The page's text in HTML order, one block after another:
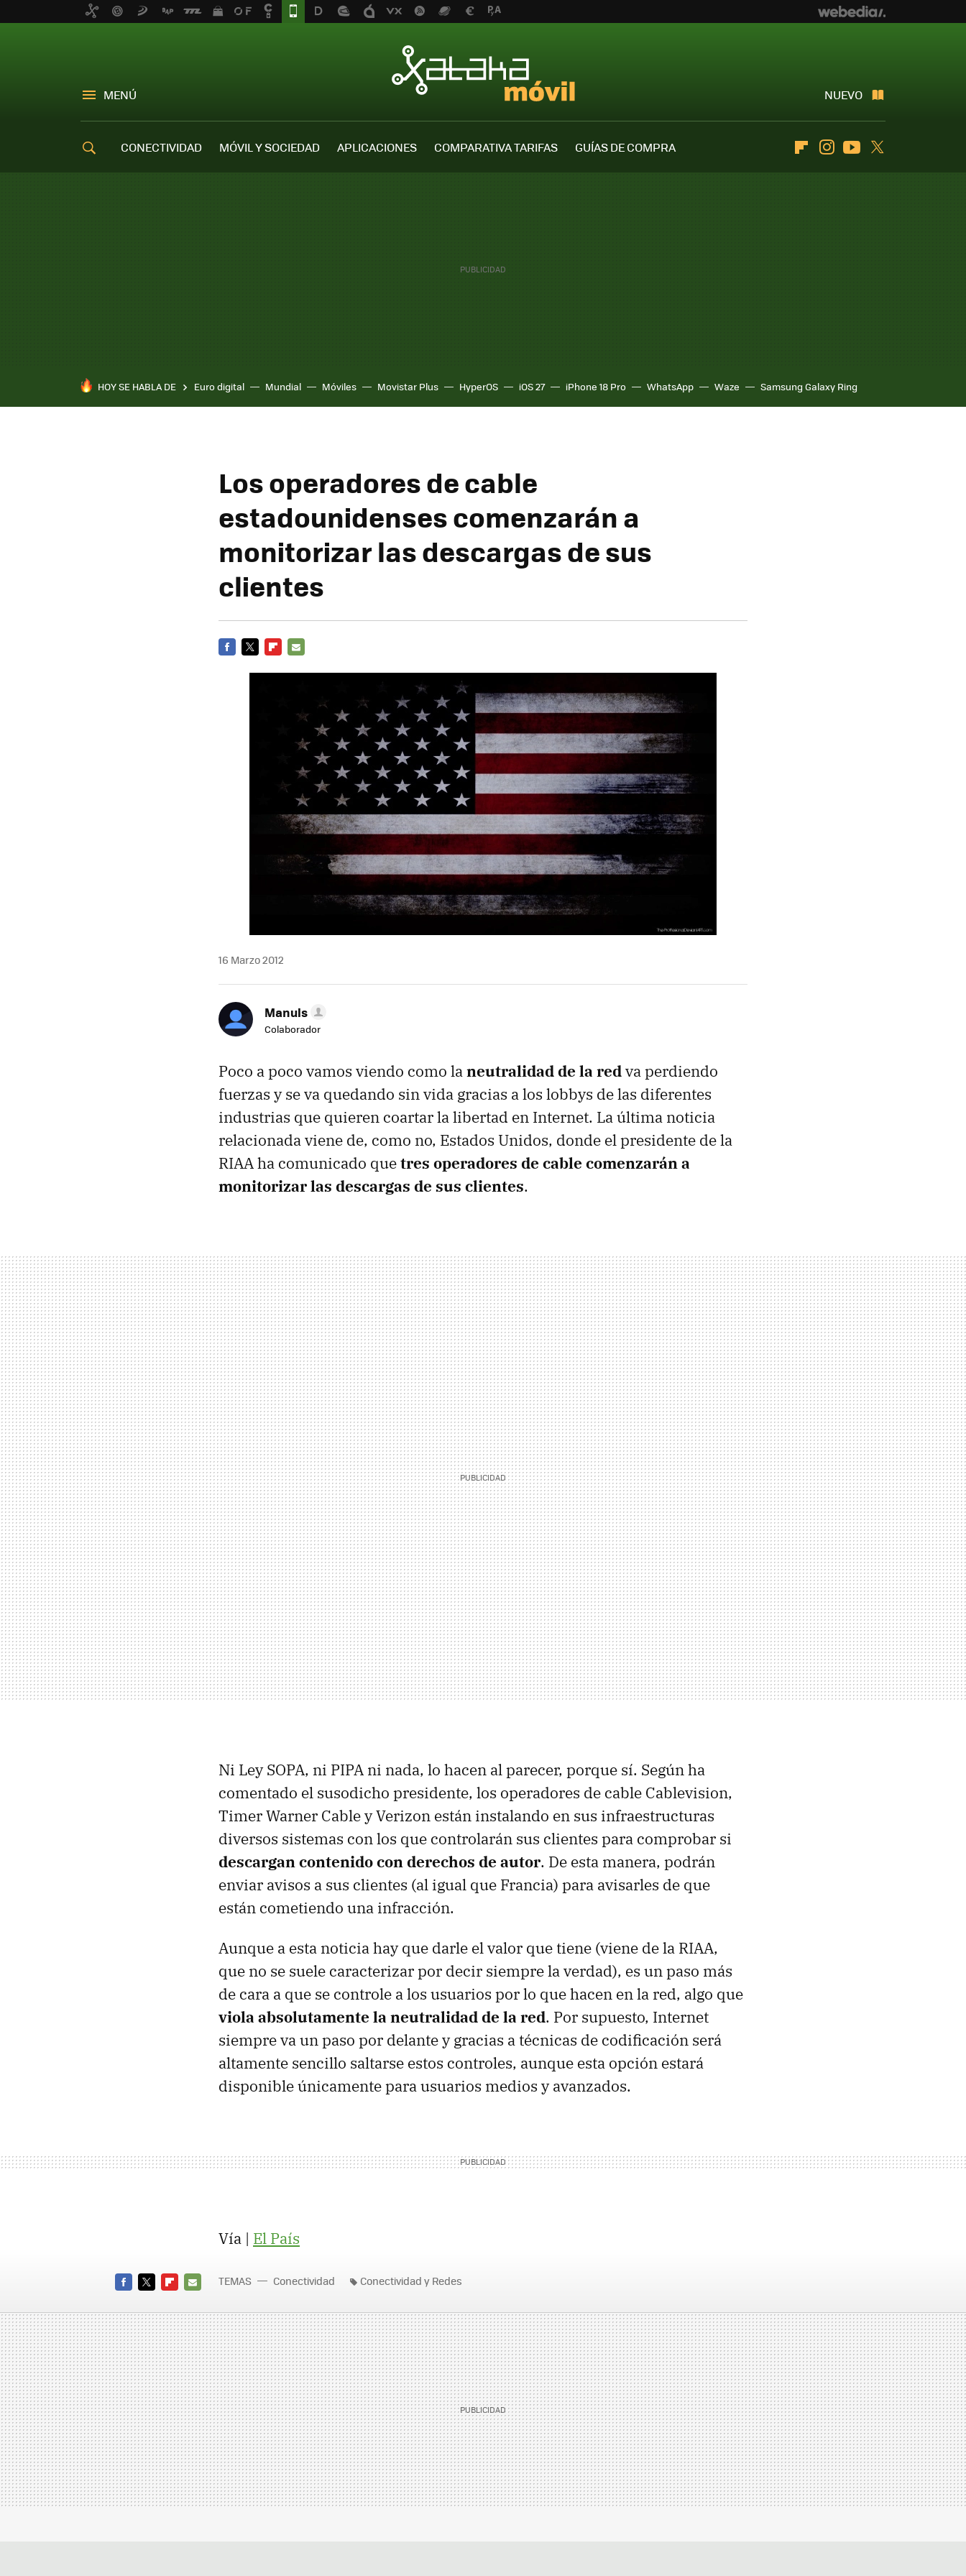
MENÚ NUEVO
CONECTIVIDAD MÓVIL Y SOCIEDAD APLICACIONES COMPARATIVA TARIFAS
GUÍAS DE COMPRA
FlipboardInstagramYoutube
HOY SE HABLA DE Euro digital Mundial Móviles Movistar Plus HyperOS iOS 27 iPhone 18 Pro WhatsApp Waze Samsung Galaxy Ring
Los operadores de cable
estadounidenses comenzarán a
monitorizar las descargas de sus
clientes
16 Marzo 2012
Manuls
Colaborador
Poco a poco vamos viendo como laneutralidad de la redva perdiendo
fuerzas y se va quedando sin vida gracias a los lobbys de las diferentes
industrias que quieren coartar la libertad en Internet. La última noticia
relacionada viene de, como no, Estados Unidos, donde el presidente de la
RIAAha comunicado quetres operadores de cable comenzarán a
monitorizar las descargas de sus clientes.
Ni LeySOPA, ni PIPA ni nada, lo hacen al parecer, porque sí. Según ha
comentado el susodicho presidente, los operadores de cable Cablevision,
Timer Warner Cable y Verizon están instalando en sus infraestructuras
diversos sistemas con los que controlarán sus clientes para comprobar si
descargan contenido con derechos de autor. De esta manera, podrán
enviar avisos a sus clientes (al igual que Francia) para avisarles de que
están cometiendo una infracción.
Aunque a esta noticia hay que darle el valor que tiene (viene de la RIAA,
que no se suele caracterizar por decir siempre la verdad), es un paso más
de cara a que se controle a los usuarios por lo que hacen en la red, algo que
viola absolutamente la neutralidad de la red. Por supuesto, Internet
siempre va un paso por delante y gracias a técnicas de codificación será
altamente sencillo saltarse estos controles, aunque esta opción estará
disponible únicamente para usuarios medios y avanzados.
Vía | El País
MAIL
TEMAS Conectividad Conectividad y Redes